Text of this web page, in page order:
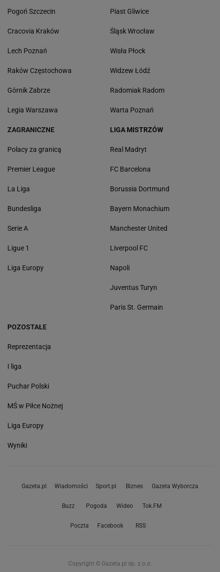
Pogoń Szczecin
Cracovia Kraków
Lech Poznań
Raków Częstochowa
Górnik Zabrze
Legia Warszawa
Piast Gliwice
Śląsk Wrocław
Wisła Płock
Widzew Łódź
Radomiak Radom
Warta Poznań
ZAGRANICZNE
Polacy za granicą
Premier League
La Liga
Bundesliga
Serie A
Ligue 1
Liga Europy
LIGA MISTRZÓW
Real Madryt
FC Barcelona
Borussia Dortmund
Bayern Monachium
Manchester United
Liverpool FC
Napoli
Juventus Turyn
Paris St. Germain
POZOSTAŁE
Reprezentacja
I liga
Puchar Polski
MŚ w Piłce Nożnej
Liga Europy
Wyniki
Gazeta.pl Wiadomości Sport.pl Biznes Gazeta Wyborcza
Buzz Pogoda Wideo Tok.FM
Poczta Facebook RSS
Copyright © Gazeta.pl sp. z o.o.